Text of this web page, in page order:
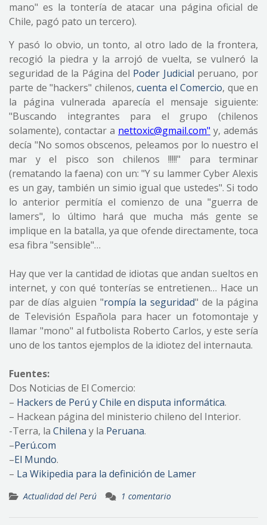
mano" es la tontería de atacar una página oficial de
Chile, pagó pato un tercero).
Y pasó lo obvio, un tonto, al otro lado de la frontera,
recogió la piedra y la arrojó de vuelta, se vulneró la
seguridad de la Página del Poder Judicial peruano, por
parte de "hackers" chilenos, cuenta el Comercio, que en
la página vulnerada aparecía el mensaje siguiente:
"Buscando integrantes para el grupo (chilenos
solamente), contactar a nettoxic@gmail.com" y, además
decía "No somos obscenos, peleamos por lo nuestro el
mar y el pisco son chilenos !!!!!" para terminar
(rematando la faena) con un: "Y su lammer Cyber Alexis
es un gay, también un simio igual que ustedes". Si todo
lo anterior permitía el comienzo de una "guerra de
lamers", lo último hará que mucha más gente se
implique en la batalla, ya que ofende directamente, toca
esa fibra "sensible"…
Hay que ver la cantidad de idiotas que andan sueltos en
internet, y con qué tonterías se entretienen… Hace un
par de días alguien "rompía la seguridad" de la página
de Televisión Española para hacer un fotomontaje y
llamar "mono" al futbolista Roberto Carlos, y este sería
uno de los tantos ejemplos de la idiotez del internauta.
Fuentes:
Dos Noticias de El Comercio:
– Hackers de Perú y Chile en disputa informática.
– Hackean página del ministerio chileno del Interior.
-Terra, la Chilena y la Peruana.
–Perú.com
–El Mundo.
– La Wikipedia para la definición de Lamer
Actualidad del Perú 1 comentario